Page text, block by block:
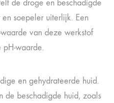
de droge en beschadigde
soepeler uiterlijk. Een
van deze werkstof
pH-waarde.
en gehydrateerde huid.
de beschadigde huid, zoals